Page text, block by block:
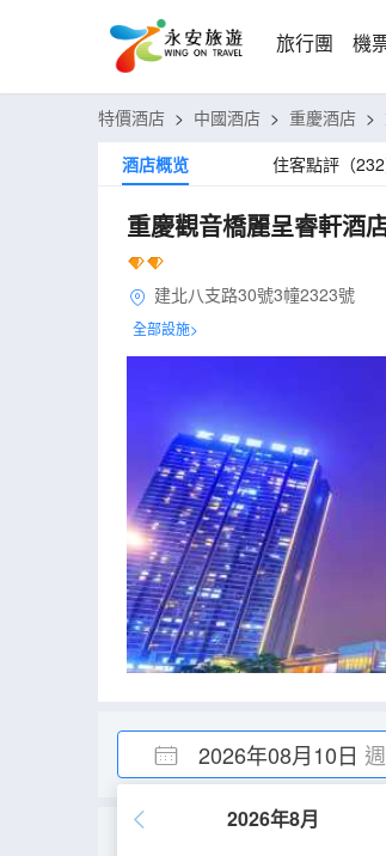
旅行團 機
特價酒店 > 中國酒店 > 重慶酒店 >
酒店概览
住客點評（232
重慶觀音橋麗呈睿軒酒
建北八支路30號3幢2323號
全部設施>
2026年08月10日
2026年8月
休閒